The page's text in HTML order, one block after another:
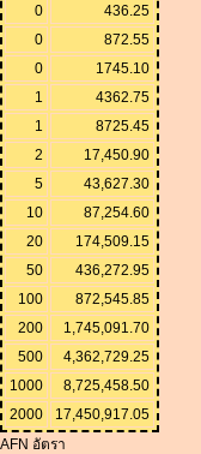
0
436.25
0
872.55
0
1745.10
1
4362.75
1
8725.45
2
17,450.90
5
43,627.30
10
87,254.60
20
174,509.15
50
436,272.95
100
872,545.85
200
1,745,091.70
500
4,362,729.25
1000
8,725,458.50
2000
17,450,917.05
AFN อัตรา